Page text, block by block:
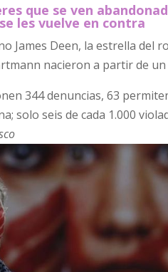
que se ven
les vuelve en contra
James Deen, la estrella del
nacieron a partir de
344 denuncias, 63
solo seis de cada 1.000